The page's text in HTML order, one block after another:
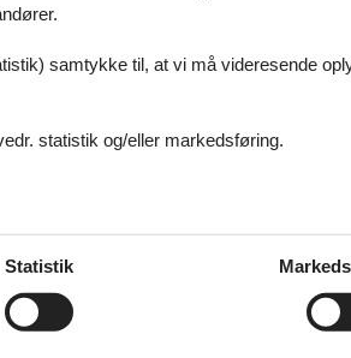
os
samtykke til, at vi må videresende
statistik og/eller markedsføring.
Statistik